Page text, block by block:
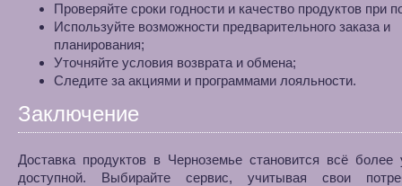
Проверяйте сроки годности и качество продуктов при
Используйте возможности предварительного заказа и
планирования;
Уточняйте условия возврата и обмена;
Следите за акциями и программами лояльности.
Заключение
Доставка продуктов в Черноземье становится всё более
доступной. Выбирайте сервис, учитывая свои